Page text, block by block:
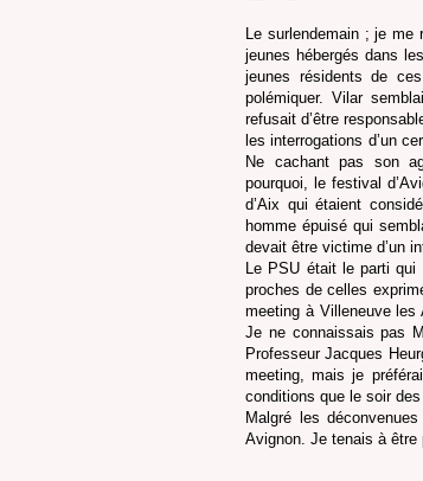
Le surlendemain ; je me
jeunes hébergés dans
jeunes résidents de
polémiquer. Vilar
refusait d’être
les interrogations d’un
Ne cachant pas son
pourquoi, le festival
d’Aix qui étaient
homme épuisé qui
devait être victime d’un
Le PSU était le parti
proches de celles
meeting à Villeneuve les
Je ne connaissais pas
Professeur Jacques
meeting, mais je
conditions que le soir
Malgré les
Avignon. Je tenais à